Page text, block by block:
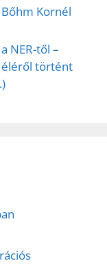
Kornél
NER-től –
éléről történt